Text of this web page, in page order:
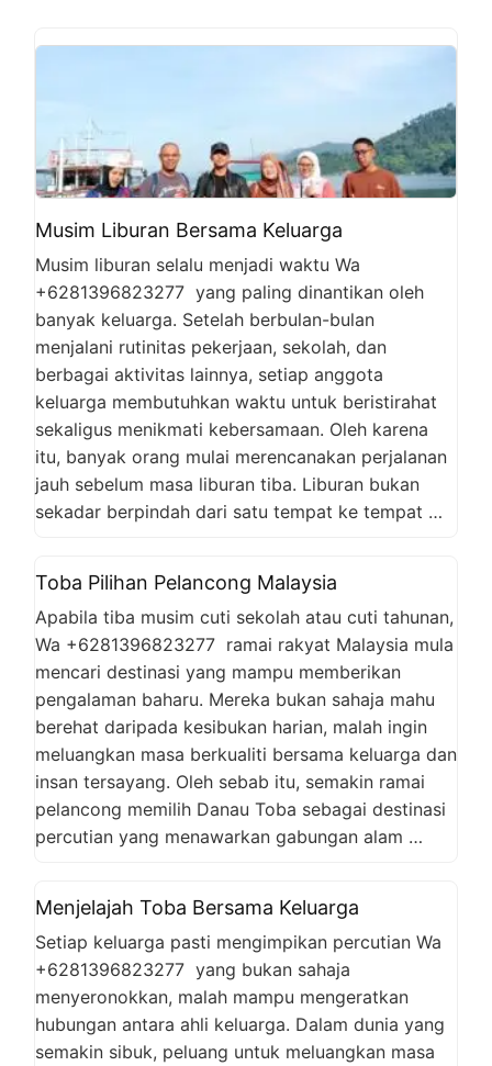
Musim Liburan Bersama Keluarga
Musim liburan selalu menjadi waktu Wa
+6281396823277 yang paling dinantikan oleh
banyak keluarga. Setelah berbulan-bulan
menjalani rutinitas pekerjaan, sekolah, dan
berbagai aktivitas lainnya, setiap anggota
keluarga membutuhkan waktu untuk beristirahat
sekaligus menikmati kebersamaan. Oleh karena
itu, banyak orang mulai merencanakan perjalanan
jauh sebelum masa liburan tiba. Liburan bukan
sekadar berpindah dari satu tempat ke tempat …
Toba Pilihan Pelancong Malaysia
Apabila tiba musim cuti sekolah atau cuti tahunan,
Wa +6281396823277 ramai rakyat Malaysia mula
mencari destinasi yang mampu memberikan
pengalaman baharu. Mereka bukan sahaja mahu
berehat daripada kesibukan harian, malah ingin
meluangkan masa berkualiti bersama keluarga dan
insan tersayang. Oleh sebab itu, semakin ramai
pelancong memilih Danau Toba sebagai destinasi
percutian yang menawarkan gabungan alam …
Menjelajah Toba Bersama Keluarga
Setiap keluarga pasti mengimpikan percutian Wa
+6281396823277 yang bukan sahaja
menyeronokkan, malah mampu mengeratkan
hubungan antara ahli keluarga. Dalam dunia yang
semakin sibuk, peluang untuk meluangkan masa